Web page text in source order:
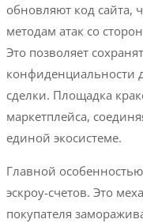
обновляют код сайта,
методам атак со
Это позволяет
конфиденциальности
сделки. Площадка
маркетплейса,
единой экосистеме.
Главной
эскроу-счетов. Это
покупателя